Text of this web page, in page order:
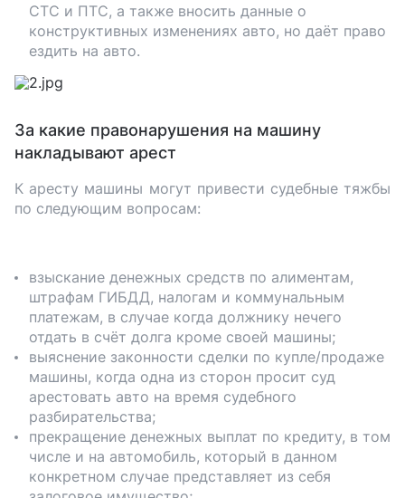
СТС и ПТС, а также вносить данные о
конструктивных изменениях авто, но даёт право
ездить на авто.
За какие правонарушения на машину
накладывают арест
К аресту машины могут привести судебные тяжбы
по следующим вопросам:
взыскание денежных средств по алиментам,
штрафам ГИБДД, налогам и коммунальным
платежам, в случае когда должнику нечего
отдать в счёт долга кроме своей машины;
выяснение законности сделки по купле/продаже
машины, когда одна из сторон просит суд
арестовать авто на время судебного
разбирательства;
прекращение денежных выплат по кредиту, в том
числе и на автомобиль, который в данном
конкретном случае представляет из себя